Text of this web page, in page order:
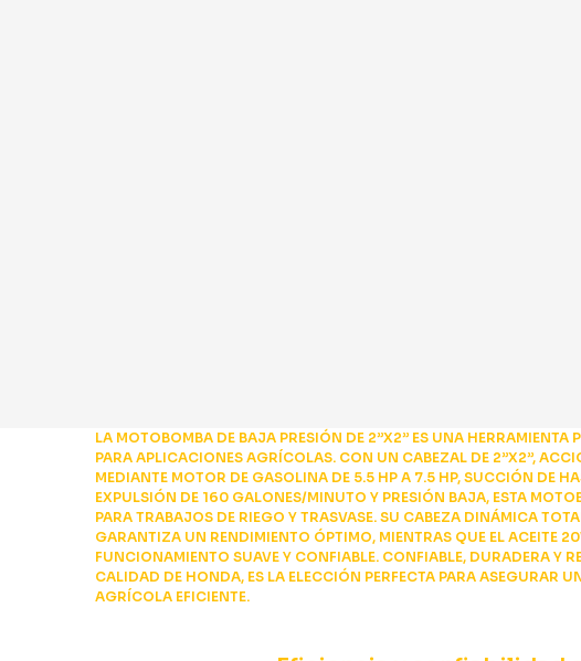
LA MOTOBOMBA DE BAJA PRESIÓN DE 2”X2” ES UNA HERRAMIENTA
PARA APLICACIONES AGRÍCOLAS. CON UN CABEZAL DE 2”X2”,
MEDIANTE MOTOR DE GASOLINA DE 5.5 HP A 7.5 HP, SUCCIÓN DE
EXPULSIÓN DE 160 GALONES/MINUTO Y PRESIÓN BAJA, ESTA
PARA TRABAJOS DE RIEGO Y TRASVASE. SU CABEZA DINÁMICA
GARANTIZA UN RENDIMIENTO ÓPTIMO, MIENTRAS QUE EL ACEITE
FUNCIONAMIENTO SUAVE Y CONFIABLE. CONFIABLE, DURADERA Y
CALIDAD DE HONDA, ES LA ELECCIÓN PERFECTA PARA ASEGURAR
AGRÍCOLA EFICIENTE.